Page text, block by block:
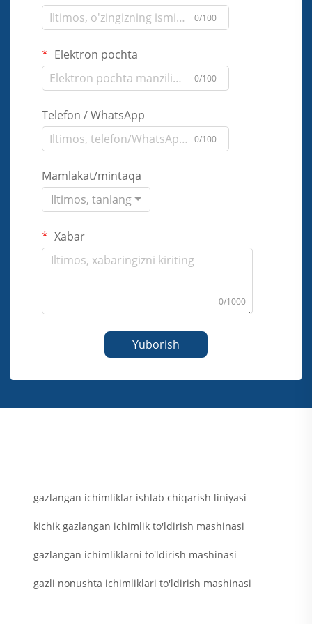
0/100
Elektron pochta
0/100
Telefon / WhatsApp
0/100
Mamlakat/mintaqa
Iltimos, tanlang
Xabar
0/1000
Yuborish
gazlangan ichimliklar ishlab chiqarish liniyasi
kichik gazlangan ichimlik to'ldirish mashinasi
gazlangan ichimliklarni to'ldirish mashinasi
gazli nonushta ichimliklari to'ldirish mashinasi